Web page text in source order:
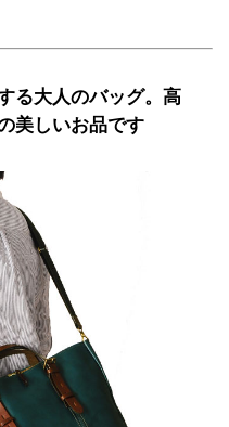
る大人のバッグ。高
美しいお品です